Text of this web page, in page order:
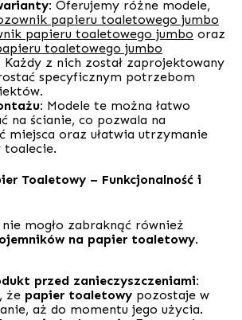
Oferujemy różne modele,
papieru toaletowego jumbo
papieru toaletowego jumbo oraz
toaletowego jumbo
Każdy z nich został zaprojektowany
specyficznym potrzebom
Modele te można łatwo
na ścianie, co pozwala na
miejsca oraz ułatwia utrzymanie
toalecie.
Toaletowy – Funkcjonalność i
mogło zabraknąć również
na papier toaletowy.
przed zanieczyszczeniami:
że papier toaletowy pozostaje w
aż do momentu jego użycia.